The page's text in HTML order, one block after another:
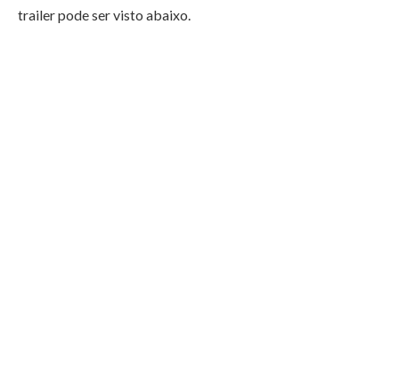
trailer pode ser visto abaixo.